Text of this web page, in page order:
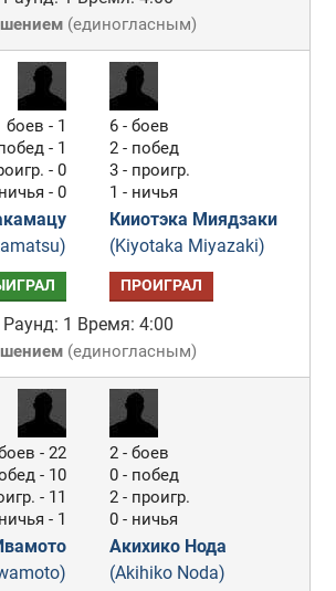
(единогласным)
боев - 1
- 1
- 0
ничья - 0
6 - боев
2 - побед
3 - проигр.
1 - ничья
Кииотэка Миядзаки
(Kiyotaka Miyazaki)
ПРОИГРАЛ
Раунд: 1 Время: 4:00
(единогласным)
- 22
- 10
- 11
ничья - 1
2 - боев
0 - побед
2 - проигр.
0 - ничья
Акихико Нода
(Akihiko Noda)